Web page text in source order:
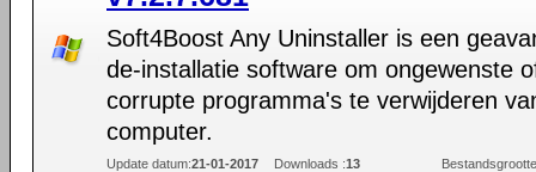
Soft4Boost Any Uninstaller is een
de-installatie software om ongewenste
corrupte programma's te verwijderen
computer.
Update datum:21-01-2017 Downloads :13